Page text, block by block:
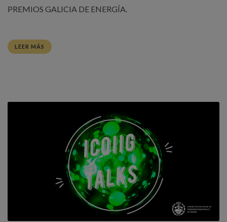
PREMIOS GALICIA DE ENERGÍA.
LEER MÁS